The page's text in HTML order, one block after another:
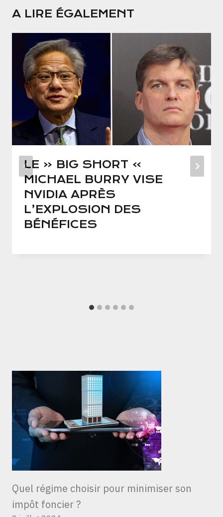
A LIRE ÉGALEMENT
LE « BIG SHORT »
MICHAEL BURRY VISE
NVIDIA APRÈS
L’EXPLOSION DES
BÉNÉFICES
Quel régime choisir pour minimiser son
impôt foncier ?